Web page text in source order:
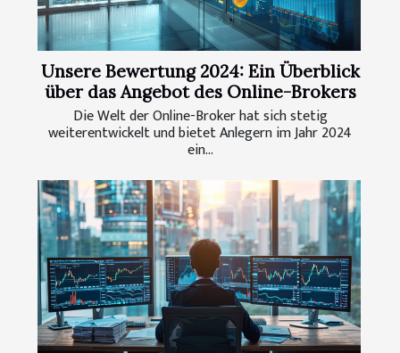
Unsere Bewertung 2024: Ein Überblick
über das Angebot des Online-Brokers
Die Welt der Online-Broker hat sich stetig
weiterentwickelt und bietet Anlegern im Jahr 2024
ein...